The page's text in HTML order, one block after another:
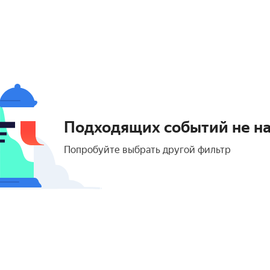
Подходящих событий не
Попробуйте выбрать другой фильтр